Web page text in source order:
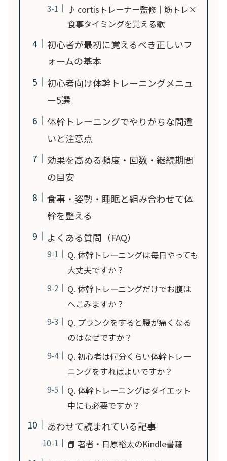
♪ cortisトレーナー監修｜筋トレ×
食事タイミングを覚える歌
初心者が最初に覚えるべき正しいフ
ォームの基本
初心者向け体幹トレーニングメニュ
ー5選
体幹トレーニングでやりがちな間違
いと注意点
効果を高める頻度・回数・継続期間
の目安
食事・姿勢・睡眠と組み合わせて体
幹を整える
よくある質問（FAQ）
Q. 体幹トレーニングは毎日やっても
大丈夫ですか？
Q. 体幹トレーニングだけでお腹は
へこみますか？
Q. プランクをすると腰が痛くなる
のはなぜですか？
Q. 初心者は何分くらい体幹トレー
ニングをすればよいですか？
Q. 体幹トレーニングはダイエット
中にも必要ですか？
あわせて読まれている記事
📕 著者・日原裕太のKindle書籍